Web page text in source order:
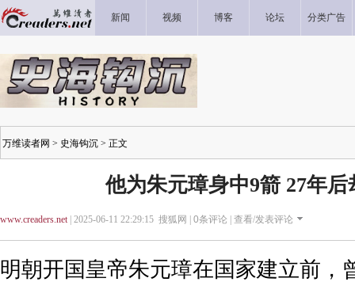
新闻 视频 博客 论坛 分类广告
万维读者网 > 史海钩沉 > 正文
他为朱元璋身中9箭 27年后
www.creaders.net| 2025-06-11 22:29:15 搜狐网 | 0条评论 | 查看/发表评论
明朝开国皇帝朱元璋在国家建立前，